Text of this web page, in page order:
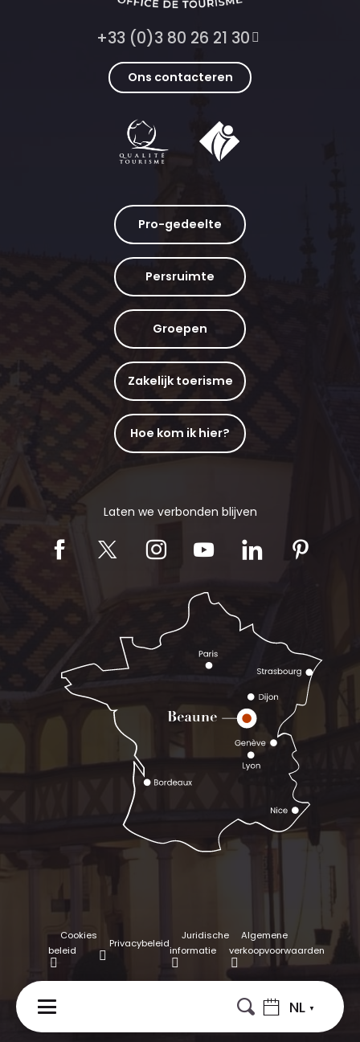
NL
+33 (0)3 80 26 21 30
Ons contacteren
Pro-gedeelte
Persruimte
Groepen
Zakelijk toerisme
Hoe kom ik hier?
Laten we verbonden blijven
Cookies
beleid
Privacybeleid
Juridische
informatie
Algemene
verkoopvoorwaarden